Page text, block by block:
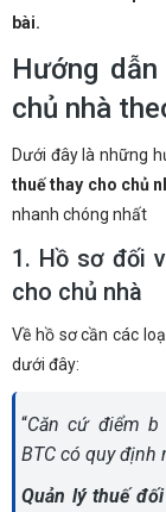
bài.
Hướng
chủ nhà
Dưới đây là những
thuế thay cho chủ
nhanh chóng nhất
1. Hồ sơ đối
cho chủ nhà
Về hồ sơ cần các
dưới đây:
“Căn cứ điểm b
BTC có quy định
Quản lý thuế